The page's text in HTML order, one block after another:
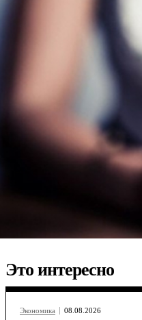
Это интересно
Экономика 08.08.2026